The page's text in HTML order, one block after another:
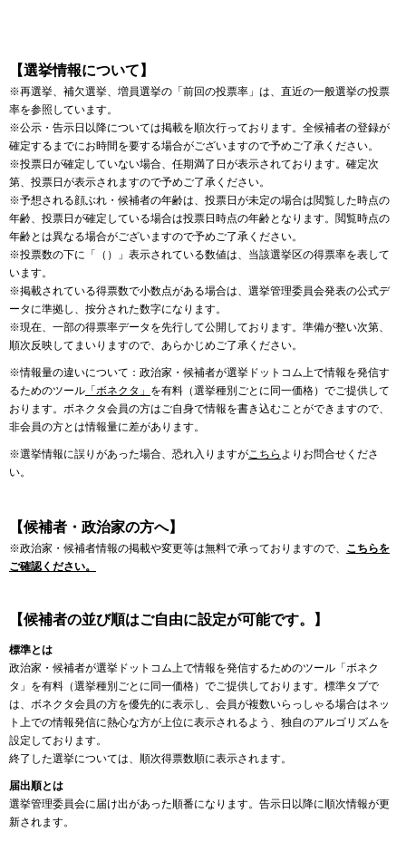
【選挙情報について】
※再選挙、補欠選挙、増員選挙の「前回の投票率」は、直近の一般選挙の投票
率を参照しています。
※公示・告示日以降については掲載を順次行っております。全候補者の登録が
確定するまでにお時間を要する場合がございますので予めご了承ください。
※投票日が確定していない場合、任期満了日が表示されております。確定次
第、投票日が表示されますので予めご了承ください。
※予想される顔ぶれ・候補者の年齢は、投票日が未定の場合は閲覧した時点の
年齢、投票日が確定している場合は投票日時点の年齢となります。閲覧時点の
年齢とは異なる場合がございますので予めご了承ください。
※投票数の下に「（）」表示されている数値は、当該選挙区の得票率を表して
います。
※掲載されている得票数で小数点がある場合は、選挙管理委員会発表の公式デ
ータに準拠し、按分された数字になります。
※現在、一部の得票率データを先行して公開しております。準備が整い次第、
順次反映してまいりますので、あらかじめご了承ください。
※情報量の違いについて：政治家・候補者が選挙ドットコム上で情報を発信す
るためのツール 「ボネクタ」 を有料（選挙種別ごとに同一価格）でご提供して
おります。ボネクタ会員の方はご自身で情報を書き込むことができますので、
非会員の方とは情報量に差があります。
※選挙情報に誤りがあった場合、恐れ入りますがこちら よりお問合せくださ
い。
【候補者・政治家の方へ】
※政治家・候補者情報の掲載や変更等は無料で承っておりますので、 こちらを
ご確認ください。
【候補者の並び順はご自由に設定が可能です。】
標準とは
政治家・候補者が選挙ドットコム上で情報を発信するためのツール「ボネク
タ」を有料（選挙種別ごとに同一価格）でご提供しております。標準タブで
は、ボネクタ会員の方を優先的に表示し、会員が複数いらっしゃる場合はネッ
ト上での情報発信に熱心な方が上位に表示されるよう、独自のアルゴリズムを
設定しております。
終了した選挙については、順次得票数順に表示されます。
届出順とは
選挙管理委員会に届け出があった順番になります。告示日以降に順次情報が更
新されます。